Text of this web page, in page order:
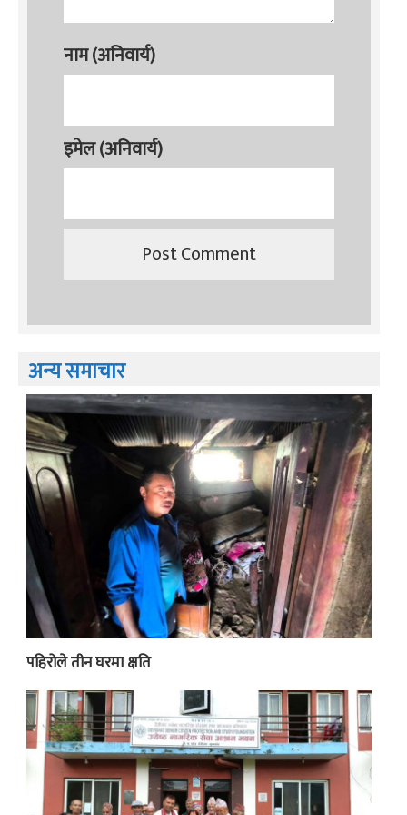
नाम (अनिवार्य)
इमेल (अनिवार्य)
अन्य समाचार
पहिरोले तीन घरमा क्षति